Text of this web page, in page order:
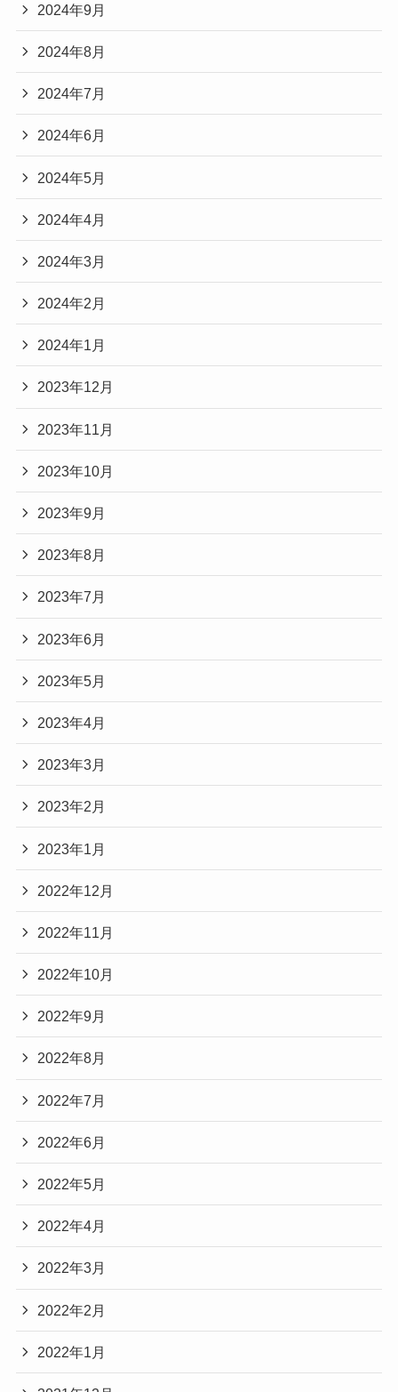
2024年9月
2024年8月
2024年7月
2024年6月
2024年5月
2024年4月
2024年3月
2024年2月
2024年1月
2023年12月
2023年11月
2023年10月
2023年9月
2023年8月
2023年7月
2023年6月
2023年5月
2023年4月
2023年3月
2023年2月
2023年1月
2022年12月
2022年11月
2022年10月
2022年9月
2022年8月
2022年7月
2022年6月
2022年5月
2022年4月
2022年3月
2022年2月
2022年1月